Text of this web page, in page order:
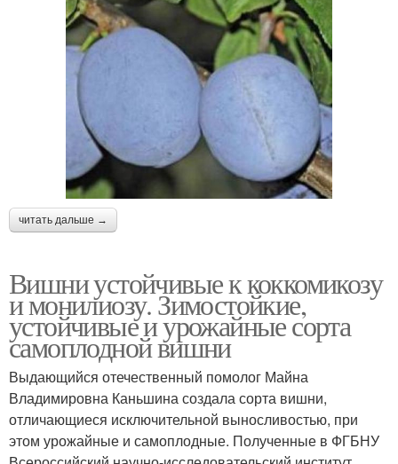
читать дальше →
Вишни устойчивые к коккомикозу
и монилиозу. Зимостойкие,
устойчивые и урожайные сорта
самоплодной вишни
Выдающийся отечественный помолог Майна
Владимировна Каньшина создала сорта вишни,
отличающиеся исключительной выносливостью, при
этом урожайные и самоплодные. Полученные в ФГБНУ